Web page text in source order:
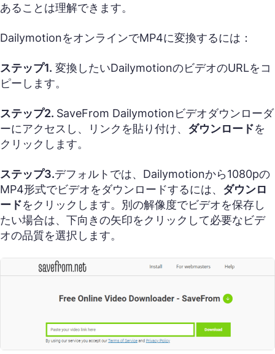
あることは理解できます。
DailymotionをオンラインでMP4に変換するには：
ステップ1. 変換したいDailymotionのビデオのURLをコ
ピーします。
ステップ2. SaveFrom Dailymotionビデオダウンローダ
ーにアクセスし、リンクを貼り付け、 ダウンロードを
クリックします。
ステップ3.デフォルトでは、Dailymotionから1080pの
MP4形式でビデオをダウンロードするには、 ダウンロ
ードをクリックします。別の解像度でビデオを保存し
たい場合は、下向きの矢印をクリックして必要なビデ
オの品質を選択します。